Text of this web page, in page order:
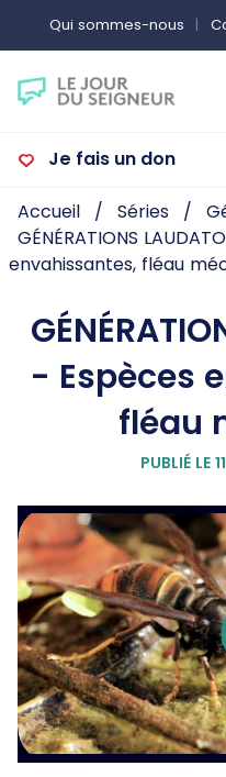
Qui sommes-nous
Je fais un don
Accueil Séries
GÉNÉRATIONS
envahissantes, fléau
- Espèces
fléau
PUBLIÉ LE